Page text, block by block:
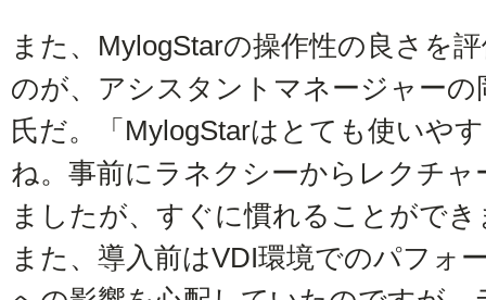
また、MylogStarの操作性の良さを
のが、アシスタントマネージャーの
氏だ。「MylogStarはとても使いや
ね。事前にラネクシーからレクチャ
ましたが、すぐに慣れることがで
また、導入前はVDI環境でのパフォ